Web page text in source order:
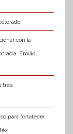
con la
Emilio
tras
para fortalecer